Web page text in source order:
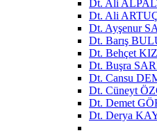
Dt. Ali
Dt. Ali
Dt. Ayşenur
Dt. Barış
Dt. Behçet
Dt. Buşra
Dt. Cansu
Dt. Cüneyt
Dt. Demet
Dt. Derya